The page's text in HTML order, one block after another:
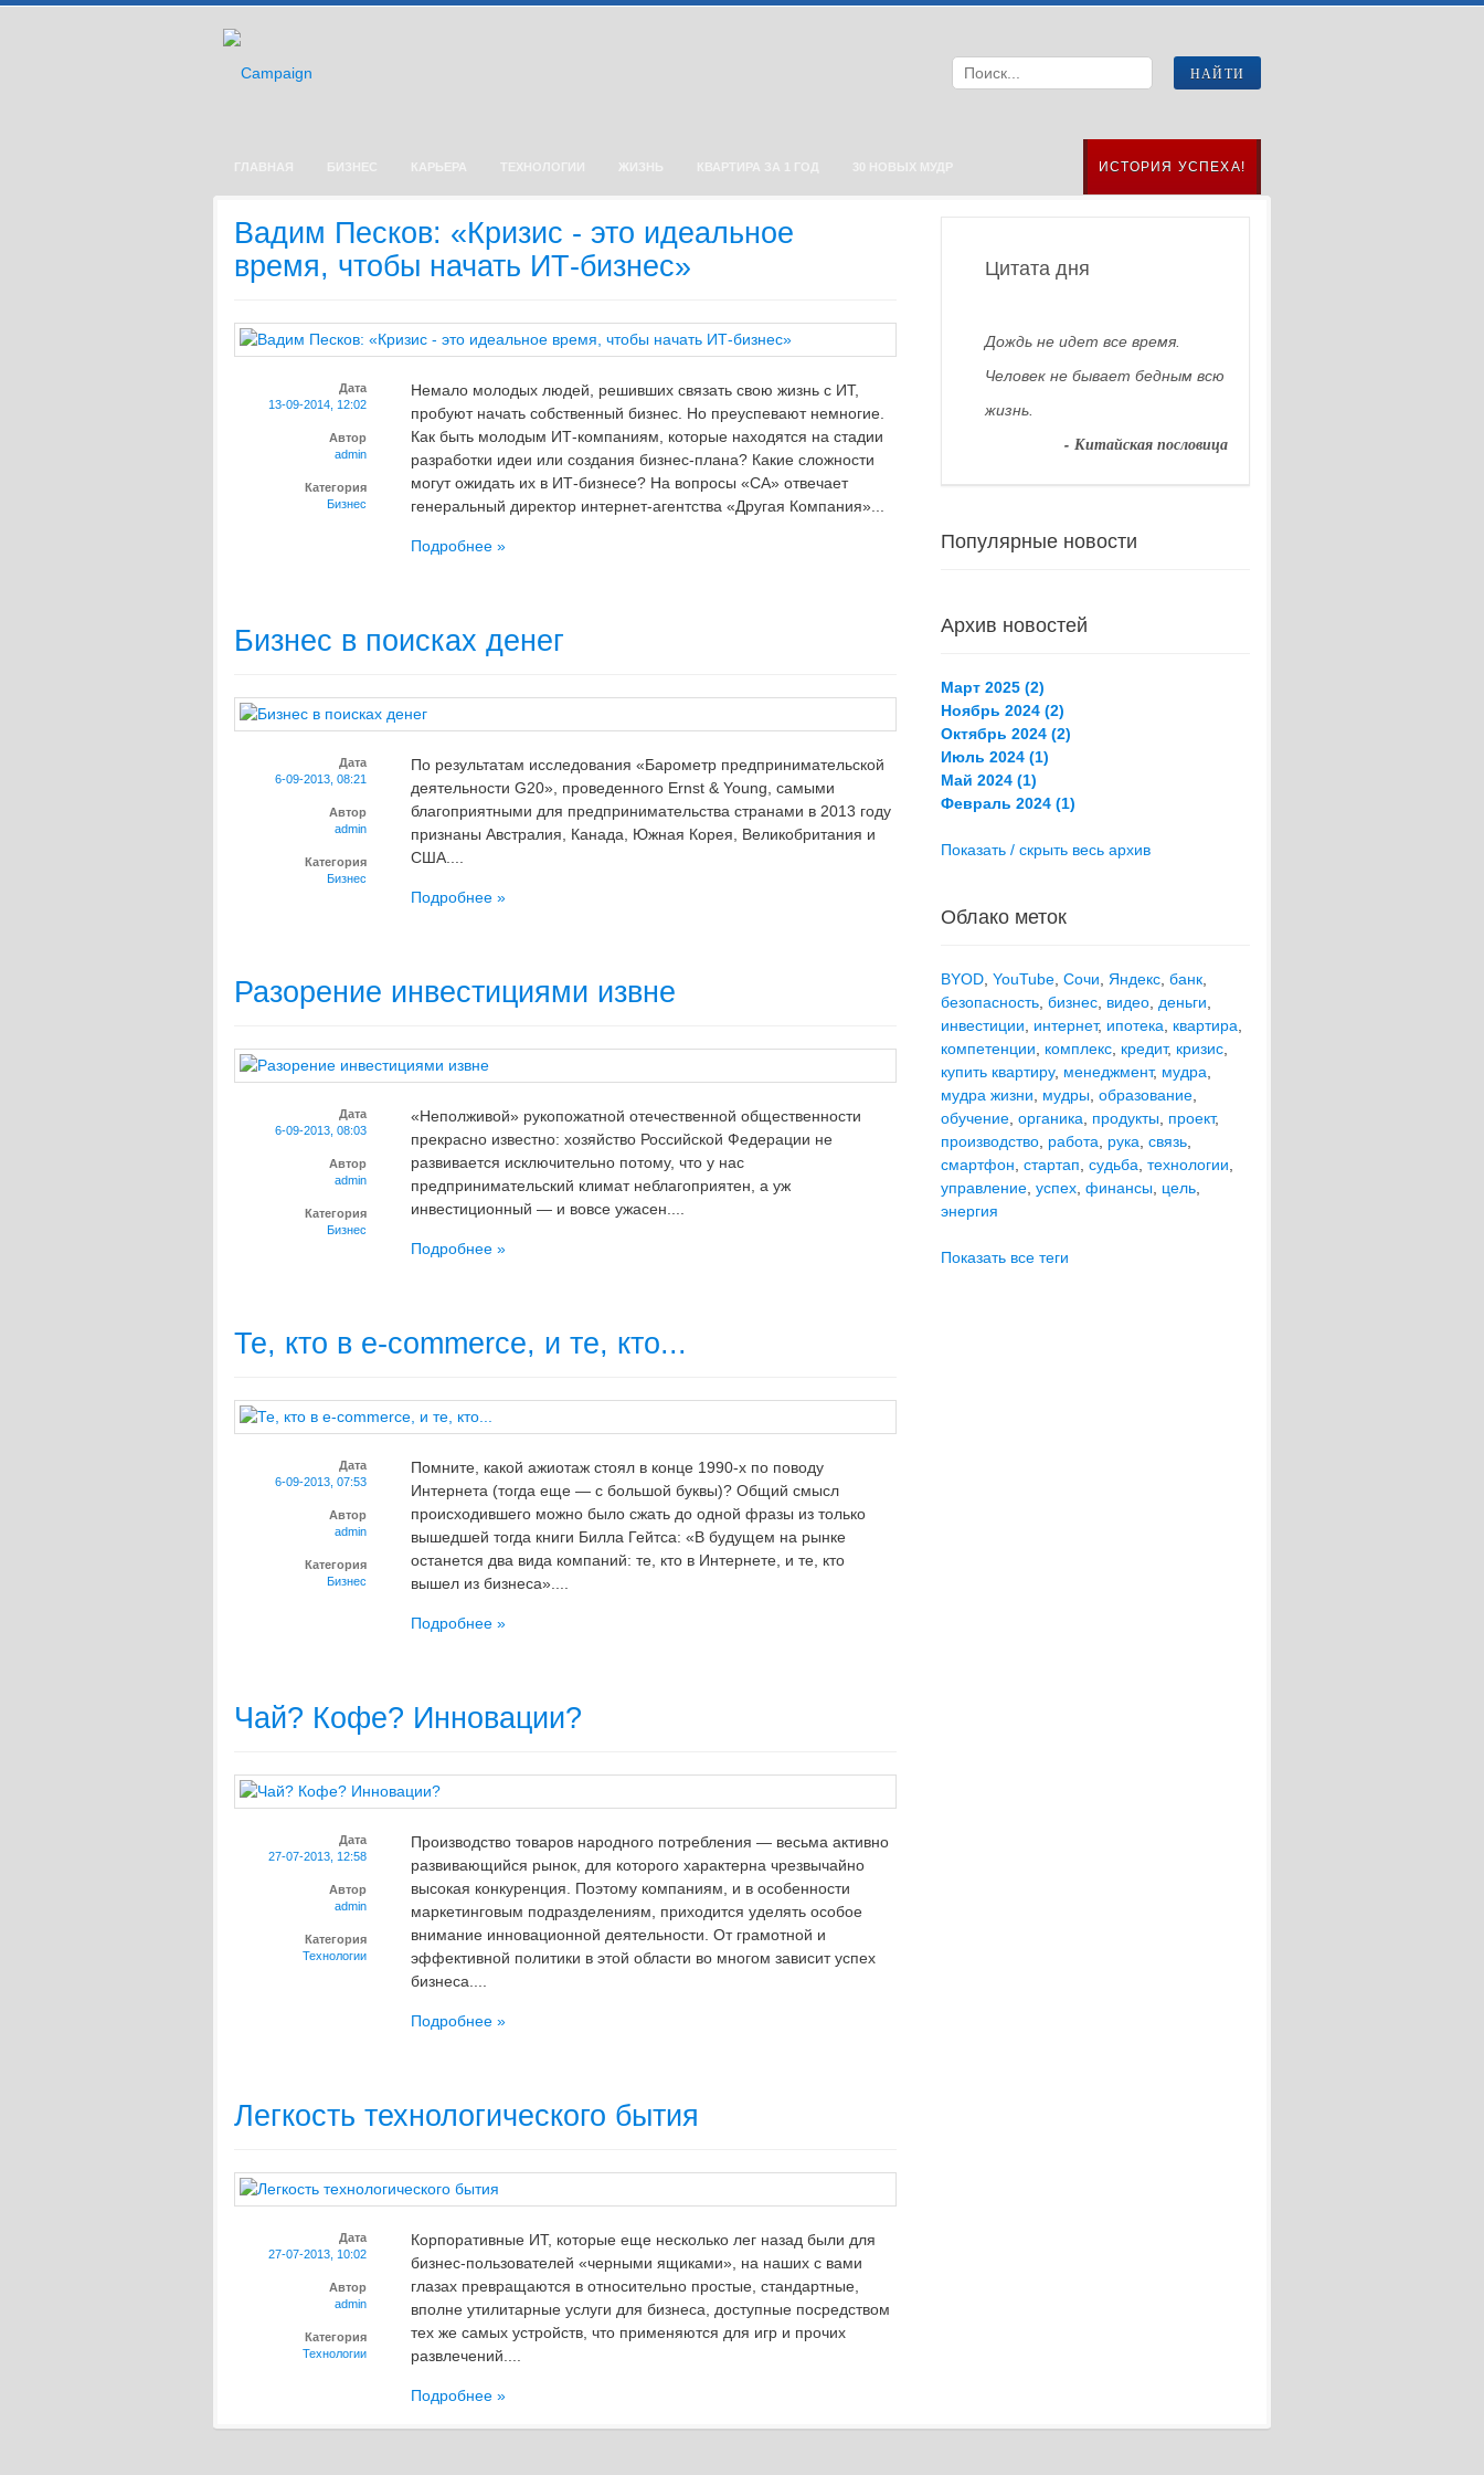
ГЛАВНАЯ БИЗНЕС КАРЬЕРА ТЕХНОЛОГИИ ЖИЗНЬ КВАРТИРА ЗА 1 ГОД 30 НОВЫХ МУДР ИСТОРИЯ УСПЕХА!
Вадим Песков: «Кризис - это идеальное
время, чтобы начать ИТ-бизнес»
Дата
13-09-2014, 12:02
Автор
admin
Категория
Бизнес
Немало молодых людей, решивших связать свою жизнь с ИТ,
пробуют начать собственный бизнес. Но преуспевают немногие.
Как быть молодым ИТ-компаниям, которые находятся на стадии
разработки идеи или создания бизнес-плана? Какие сложности
могут ожидать их в ИТ-бизнесе? На вопросы «СА» отвечает
генеральный директор интернет-агентства «Другая Компания»...
Подробнее »
Бизнес в поисках денег
Дата
6-09-2013, 08:21
Автор
admin
Категория
Бизнес
По результатам исследования «Барометр предпринимательской
деятельности G20», проведенного Ernst & Young, самыми
благоприятными для предпринимательства странами в 2013 году
признаны Австралия, Канада, Южная Корея, Великобритания и
США....
Подробнее »
Разорение инвестициями извне
Дата
6-09-2013, 08:03
Автор
admin
Категория
Бизнес
«Неполживой» рукопожатной отечественной общественности
прекрасно известно: хозяйство Российской Федерации не
развивается исключительно потому, что у нас
предпринимательский климат неблагоприятен, а уж
инвестиционный — и вовсе ужасен....
Подробнее »
Те, кто в e-commerce, и те, кто...
Дата
6-09-2013, 07:53
Автор
admin
Категория
Бизнес
Помните, какой ажиотаж стоял в конце 1990-х по поводу
Интернета (тогда еще — с большой буквы)? Общий смысл
происходившего можно было сжать до одной фразы из только
вышедшей тогда книги Билла Гейтса: «В будущем на рынке
останется два вида компаний: те, кто в Интернете, и те, кто
вышел из бизнеса»....
Подробнее »
Чай? Кофе? Инновации?
Дата
27-07-2013, 12:58
Автор
admin
Категория
Технологии
Производство товаров народного потребления — весьма активно
развивающийся рынок, для которого характерна чрезвычайно
высокая конкуренция. Поэтому компаниям, и в особенности
маркетинговым подразделениям, приходится уделять особое
внимание инновационной деятельности. От грамотной и
эффективной политики в этой области во многом зависит успех
бизнеса....
Подробнее »
Легкость технологического бытия
Дата
27-07-2013, 10:02
Автор
admin
Категория
Технологии
Корпоративные ИТ, которые еще несколько лег назад были для
бизнес-пользователей «черными ящиками», на наших с вами
глазах превращаются в относительно простые, стандартные,
вполне утилитарные услуги для бизнеса, доступные посредством
тех же самых устройств, что применяются для игр и прочих
развлечений....
Подробнее »
Цитата дня
Дождь не идет все время.
Человек не бывает бедным всю
жизнь.
- Китайская пословица
Популярные новости
Архив новостей
Март 2025 (2)
Ноябрь 2024 (2)
Октябрь 2024 (2)
Июль 2024 (1)
Май 2024 (1)
Февраль 2024 (1)
Показать / скрыть весь архив
Облако меток
BYOD YouTube Сочи Яндекс банк
безопасность бизнес видео деньги
инвестиции
интернет, ипотека квартира
компетенции
комплекс кредит, кризис
купить квартиру, менеджмент, мудра
мудра жизни
мудры образование
обучение органика продукты проект,
производство работа рука связь
смартфон стартап судьба технологии
управление успех финансы цель
энергия
Показать все теги